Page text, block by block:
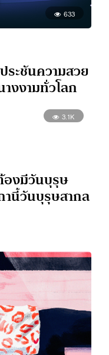
633
ระชันความสวย
งงามทั่วโลก
3.1K
องมีวันบุรุษ
านี้วันบุรุษสากล